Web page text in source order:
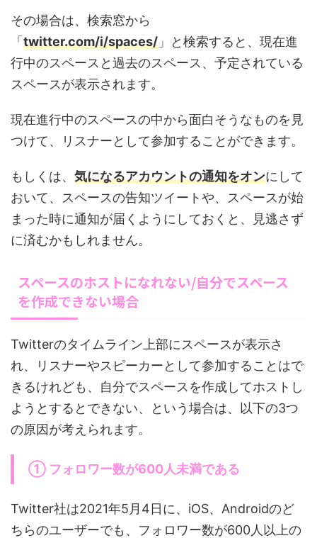
その場合は、検索窓から
「 twitter.com/i/spaces/ 」と検索すると、現在進
行中のスペースと過去のスペース、予定されている
スペースが表示されます。
現在進行中のスペースの中から面白そうなものを見
つけて、リスナーとして参加することができます。
もしくは、 気になるアカウントの通知をオンにして
おいて、スペースの告知ツイートや、スペースが始
まった時に通知が届くようにしておくと、見逃さず
に済むかもしれません。
スペースのホストになれない/自分でスペース
を作成できない場合
Twitterのタイムライン上部にスペースが表示さ
れ、リスナーやスピーカーとして参加することはで
きるけれども、自分でスペースを作成してホストし
ようとするとできない、という場合は、以下の3つ
の原因が考えられます。
① フォロワー数が600人未満である
Twitter社は2021年5月4日に、iOS、Androidのど
ちらのユーザーでも、フォロワー数が600人以上の